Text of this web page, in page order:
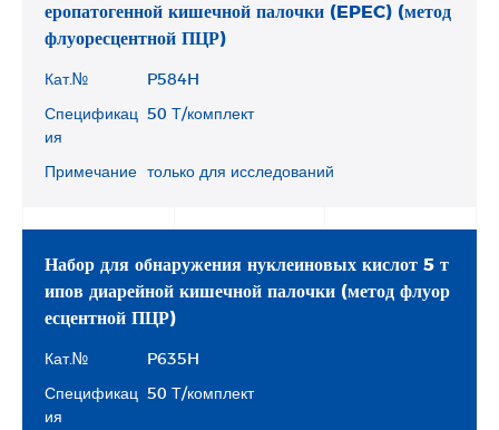
еропатогенной кишечной палочки (EPEC) (метод
флуоресцентной ПЦР)
Кат.№ P584H
Спецификац
ия
50 Т/комплект
Примечание только для исследований
Набор для обнаружения нуклеиновых кислот 5 т
ипов диарейной кишечной палочки (метод флуор
есцентной ПЦР)
Кат.№ P635H
Спецификац
ия
50 Т/комплект